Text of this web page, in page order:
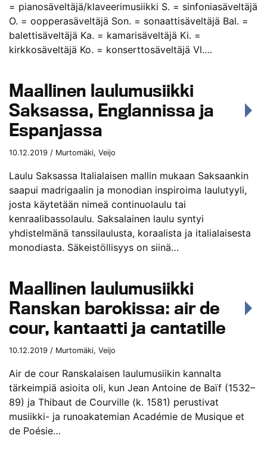
= pianosäveltäjä/klaveerimusiikki S. = sinfoniasäveltäjä
O. = oopperasäveltäjä Son. = sonaattisäveltäjä Bal. =
balettisäveltäjä Ka. = kamarisäveltäjä Ki. =
kirkkosäveltäjä Ko. = konserttosäveltäjä Vl.…
Maallinen laulumusiikki
Saksassa, Englannissa ja
Espanjassa
10.12.2019 / Murtomäki, Veijo
Laulu Saksassa Italialaisen mallin mukaan Saksaankin
saapui madrigaalin ja monodian inspiroima laulutyyli,
josta käytetään nimeä continuolaulu tai
kenraalibassolaulu. Saksalainen laulu syntyi
yhdistelmänä tanssilaulusta, koraalista ja italialaisesta
monodiasta. Säkeistöllisyys on siinä…
Maallinen laulumusiikki
Ranskan barokissa: air de
cour, kantaatti ja cantatille
10.12.2019 / Murtomäki, Veijo
Air de cour Ranskalaisen laulumusiikin kannalta
tärkeimpiä asioita oli, kun Jean Antoine de Baïf (1532–
89) ja Thibaut de Courville (k. 1581) perustivat
musiikki- ja runoakatemian Académie de Musique et
de Poésie…